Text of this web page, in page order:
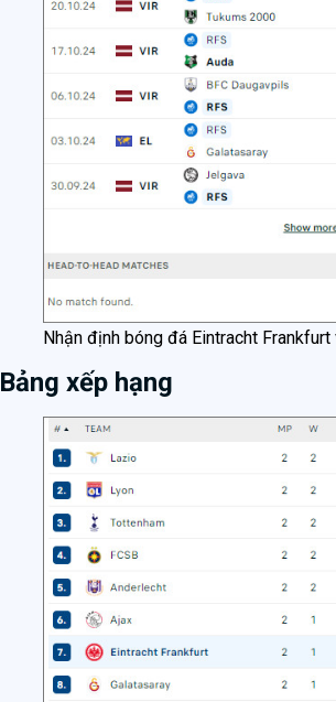
Nhận định bóng đá Eintracht
Bảng xếp hạng